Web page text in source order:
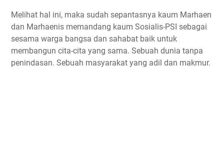
Melihat hal ini, maka sudah sepantasnya kaum Marhaen
dan Marhaenis memandang kaum Sosialis-PSI sebagai
sesama warga bangsa dan sahabat baik untuk
membangun cita-cita yang sama. Sebuah dunia tanpa
penindasan. Sebuah masyarakat yang adil dan makmur.